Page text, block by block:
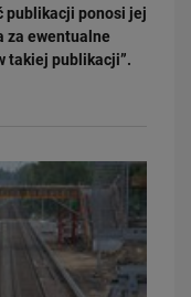
publikacji ponosi jej
za ewentualne
takiej publikacji”.
łączą siły dla…